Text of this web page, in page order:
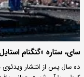
سای، ستاره «گنگنام
ده سال پس از انتشار ویدئوی